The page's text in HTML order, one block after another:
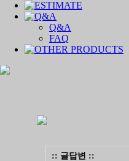
Q&A
FAQ
:: 글답변 ::